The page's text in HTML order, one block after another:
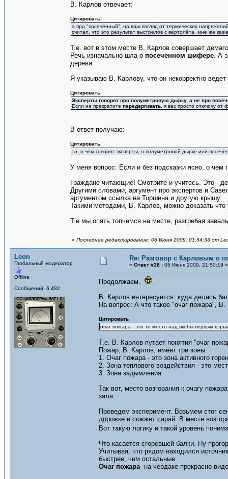
В. Карлов отвечает:
Цитировать
а про "посечённый", на ваш взгляд от термических
считал, что это результат выстрелов с вертолёта. мне же
Т.е. вот в этом месте В. Карлов совершает
Речь изначально шла о посеченном шифере. А
дерева.
Я указываю В. Карлову, что он некорректно
Цитировать
Эксперты говорят про полуметровую дырку, а не про
Если не прекратите передергивать , я вас просто отключу
В ответ получаю:
Цитировать
то, о чём говорят эксперты, о полуметровой дырке или
У меня вопрос: Если и без подсказки ясно, о чем
Граждане читающие! Смотрите и учитесь. Это -
Другими словами, аргумент про экспертов и
аргументом ссылка на Торшина и другую крышу.
Такими методами, В. Карлов, можно доказать
Т.е мы опять топчемся на месте, разгребая
« Последнее редактирование: 06 Июня 2009, 01:54:33 от
Leon
Глобальный модератор
Offline
Сообщений: 6,482
Re: Разговор с Карловым о
« Ответ #28 : 05 Июня 2009, 21:50:19 »
Продолжаем.
В. Карлов интересуется: куда делась
На вопрос: А что такое "очаг пожара",
Цитировать
очаг пожара - это то место над якобы первым
Т.е. В. Карлов путает понятия "очаг
Пожар, В. Карлов, имеет три зоны.
1. Очаг пожара - это зона активного
2. Зона теплового воздействия - это
3. Зона задымления.
Так вот, место возгорания к очагу
зала.
Проведем эксперимент. Возьмем стог
дорожке и сожжет сарай. В месте
Вот такую логику и такой уровень
Что касается сгоревшей балки. Ну
Учитывая, что рядом находился
быстрее, чем остальные.
Очаг пожара на чердаке прекрасно